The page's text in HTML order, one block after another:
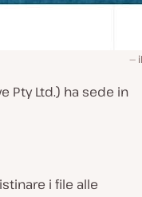
Pty Ltd.) ha sede in
i file alle